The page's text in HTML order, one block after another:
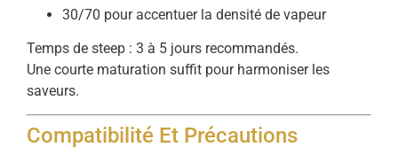
30/70 pour accentuer la densité de vapeur
Temps de steep : 3 à 5 jours recommandés.
Une courte maturation suffit pour harmoniser les
saveurs.
Compatibilité Et Précautions